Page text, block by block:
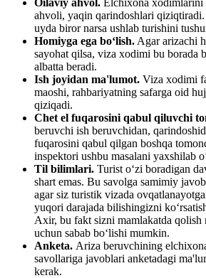
ahvoli, yaqin qarindoshlari
uyda biror narsa ushlab turishini
Homiyga ega bo‘lish. Agar arizachi
sayohat qilsa, viza xodimi bu borada
albatta beradi.
Ish joyidan ma'lumot. Viza xodimi
maoshi, rahbariyatning safarga oid
qiziqadi.
Chet el fuqarosini qabul qiluvchi
beruvchi ish beruvchidan,
fuqarosini qabul qilgan boshqa
inspektori ushbu masalani yaxshilab
Til bilimlari. Turist o‘zi boradigan
shart emas. Bu savolga samimiy
agar siz turistik vizada
yuqori darajada bilishingizni
Axir, bu fakt sizni mamlakatda qolish
uchun sabab bo‘lishi mumkin.
Anketa. Ariza beruvchining
savollariga javoblari anketadagi
kerak.